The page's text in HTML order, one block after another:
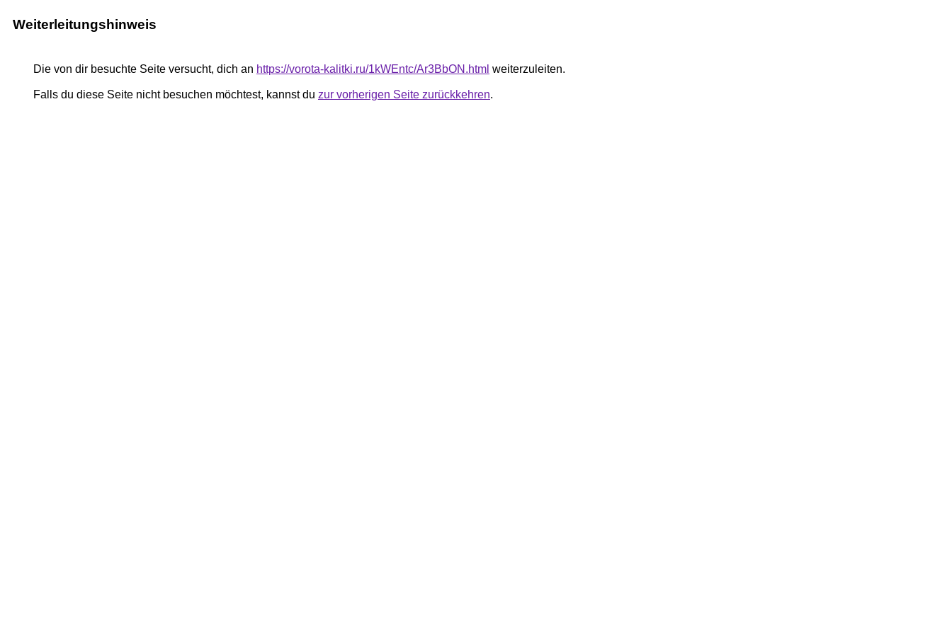
Weiterleitungshinweis
Die von dir besuchte Seite versucht, dich an https://vorota-kalitki.ru/1kWEntc/Ar3BbON.html weiterzuleiten.
Falls du diese Seite nicht besuchen möchtest, kannst du zur vorherigen Seite zurückkehren.